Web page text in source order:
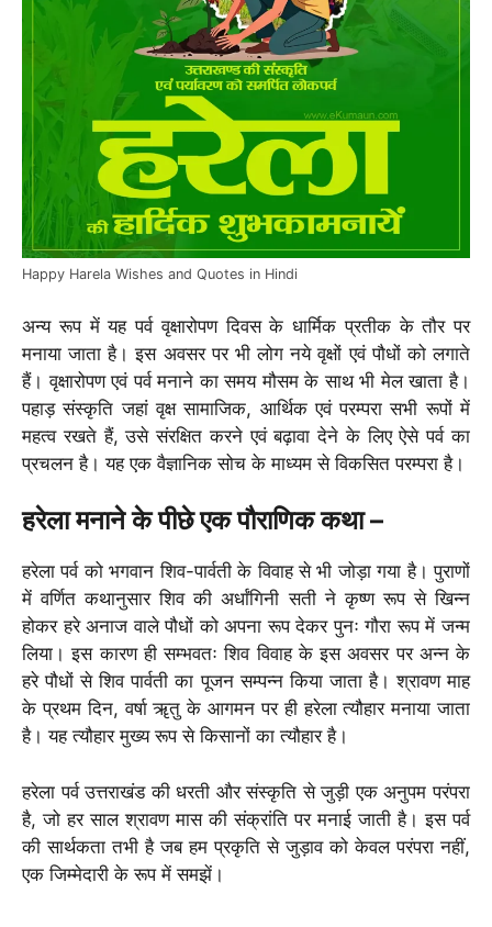
Happy Harela Wishes and Quotes in Hindi
अन्य रूप में यह पर्व वृक्षारोपण दिवस के धार्मिक प्रतीक के तौर पर
मनाया जाता है। इस अवसर पर भी लोग नये वृक्षों एवं पौधों को लगाते
हैं। वृक्षारोपण एवं पर्व मनाने का समय मौसम के साथ भी मेल खाता है।
पहाड़ संस्कृति जहां वृक्ष सामाजिक, आर्थिक एवं परम्परा सभी रूपों में
महत्व रखते हैं, उसे संरक्षित करने एवं बढ़ावा देने के लिए ऐसे पर्व का
प्रचलन है। यह एक वैज्ञानिक सोच के माध्यम से विकसित परम्परा है।
हरेला मनाने के पीछे एक पौराणिक कथा –
हरेला पर्व को भगवान शिव-पार्वती के विवाह से भी जोड़ा गया है। पुराणों
में वर्णित कथानुसार शिव की अर्धांगिनी सती ने कृष्ण रूप से खिन्न
होकर हरे अनाज वाले पौधों को अपना रूप देकर पुनः गौरा रूप में जन्म
लिया। इस कारण ही सम्भवतः शिव विवाह के इस अवसर पर अन्न के
हरे पौधों से शिव पार्वती का पूजन सम्पन्न किया जाता है। श्रावण माह
के प्रथम दिन, वर्षा ॠतु के आगमन पर ही हरेला त्यौहार मनाया जाता
है। यह त्यौहार मुख्य रूप से किसानों का त्यौहार है।
हरेला पर्व उत्तराखंड की धरती और संस्कृति से जुड़ी एक अनुपम परंपरा
है, जो हर साल श्रावण मास की संक्रांति पर मनाई जाती है। इस पर्व
की सार्थकता तभी है जब हम प्रकृति से जुड़ाव को केवल परंपरा नहीं,
एक जिम्मेदारी के रूप में समझें।